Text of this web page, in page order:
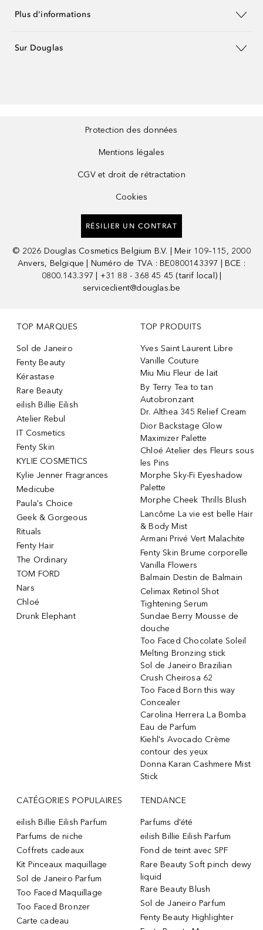
Plus d'informations
Sur Douglas
Protection des données
Mentions légales
CGV et droit de rétractation
Cookies
RÉSILIER UN CONTRAT
© 2026 Douglas Cosmetics Belgium B.V. | Meir 109–115, 2000
Anvers, Belgique | Numéro de TVA : BE0800143397 | BCE :
0800.143.397 | +31 88 - 368 45 45 (tarif local) |
serviceclient@douglas.be
TOP MARQUES
Sol de Janeiro
Fenty Beauty
Kérastase
Rare Beauty
eilish Billie Eilish
Atelier Rebul
IT Cosmetics
Fenty Skin
KYLIE COSMETICS
Kylie Jenner Fragrances
Medicube
Paula's Choice
Geek & Gorgeous
Rituals
Fenty Hair
The Ordinary
TOM FORD
Nars
Chloé
Drunk Elephant
TOP PRODUITS
Yves Saint Laurent Libre
Vanille Couture
Miu Miu Fleur de lait
By Terry Tea to tan
Autobronzant
Dr. Althea 345 Relief Cream
Dior Backstage Glow
Maximizer Palette
Chloé Atelier des Fleurs sous
les Pins
Morphe Sky-Fi Eyeshadow
Palette
Morphe Cheek Thrills Blush
Lancôme La vie est belle Hair
& Body Mist
Armani Privé Vert Malachite
Fenty Skin Brume corporelle
Vanilla Flowers
Balmain Destin de Balmain
Celimax Retinol Shot
Tightening Serum
Sundae Berry Mousse de
douche
Too Faced Chocolate Soleil
Melting Bronzing stick
Sol de Janeiro Brazilian
Crush Cheirosa 62
Too Faced Born this way
Concealer
Carolina Herrera La Bomba
Eau de Parfum
Kiehl's Avocado Crème
contour des yeux
Donna Karan Cashmere Mist
Stick
CATÉGORIES POPULAIRES
eilish Billie Eilish Parfum
Parfums de niche
Coffrets cadeaux
Kit Pinceaux maquillage
Sol de Janeiro Parfum
Too Faced Maquillage
Too Faced Bronzer
Carte cadeau
TENDANCE
Parfums d'été
eilish Billie Eilish Parfum
Fond de teint avec SPF
Rare Beauty Soft pinch dewy
liquid
Rare Beauty Blush
Sol de Janeiro Parfum
Fenty Beauty Highlighter